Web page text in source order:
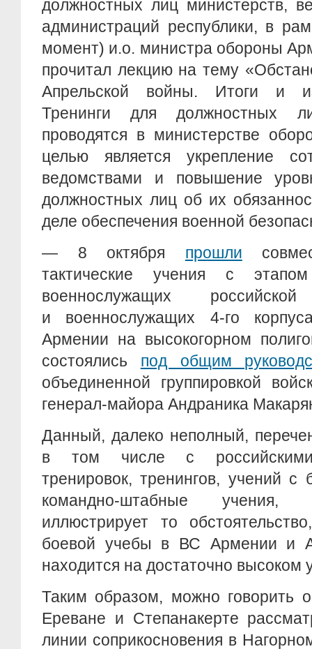
должностных лиц министерств,
администраций республики, в
момент) и.о. министра обороны
прочитал лекцию на тему
Апрельской войны. Итоги и
Тренинги для должностных
проводятся в министерстве
целью является укрепление
ведомствами и повышение
должностных лиц об их
деле обеспечения военной
— 8 октября прошли
тактические учения с
военнослужащих
и военнослужащих 4-го
Армении на высокогорном
состоялись под общим
объединенной группировкой
генерал-майора Андраника
Данный, далеко неполный,
в том числе с российскими
тренировок, тренингов, учений с
командно-штабные учения,
иллюстрирует то
боевой учебы в ВС Армении и
находится на достаточно высоком
Таким образом, можно говорить
Ереване и Степанакерте
линии соприкосновения в